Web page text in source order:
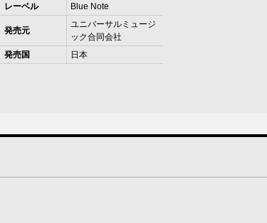
レーベル
Blue Note
発売元
ユニバーサルミュージ
ック合同会社
発売国
日本